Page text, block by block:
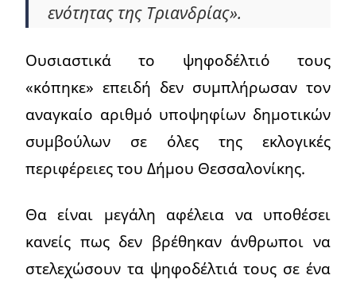
ενότητας της Τριανδρίας».
Ουσιαστικά το ψηφοδέλτιό τους
«κόπηκε» επειδή δεν συμπλήρωσαν τον
αναγκαίο αριθμό υποψηφίων δημοτικών
συμβούλων σε όλες της εκλογικές
περιφέρειες του Δήμου Θεσσαλονίκης.
Θα είναι μεγάλη αφέλεια να υποθέσει
κανείς πως δεν βρέθηκαν άνθρωποι να
στελεχώσουν τα ψηφοδέλτιά τους σε ένα